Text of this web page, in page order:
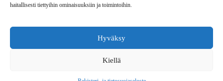
haitallisesti tiettyihin ominaisuuksiin ja toimintoihin.
Hyväksy
Kiellä
Tietoa
Copyright © 2026 Kalustepaikka